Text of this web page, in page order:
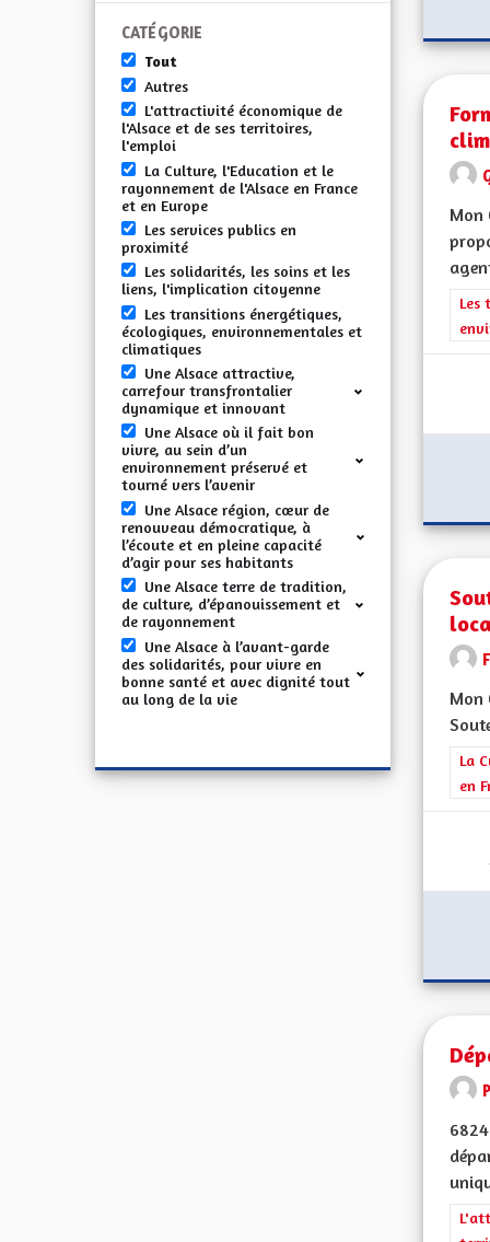
CATÉGORIE
Tout
Autres
L'attractivité économique de
l'Alsace et de ses territoires,
l'emploi
La Culture, l'Education et le
rayonnement de l'Alsace en France
et en Europe
Les services publics en
proximité
Les solidarités, les soins et les
liens, l'implication citoyenne
Les transitions énergétiques,
écologiques, environnementales et
climatiques
Une Alsace attractive,
carrefour transfrontalier
dynamique et innovant
Une Alsace où il fait bon
vivre, au sein d’un
environnement préservé et
tourné vers l’avenir
Une Alsace région, cœur de
renouveau démocratique, à
l’écoute et en pleine capacité
d’agir pour ses habitants
Une Alsace terre de tradition,
de culture, d’épanouissement et
de rayonnement
Une Alsace à l’avant-garde
des solidarités, pour vivre en
bonne santé et avec dignité tout
au long de la vie
Mon
Les
Mon
La
en